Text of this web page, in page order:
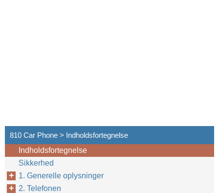
810 Car Phone > Indholdsfortegnelse
Indholdsfortegnelse
Sikkerhed
1. Generelle oplysninger
2. Telefonen